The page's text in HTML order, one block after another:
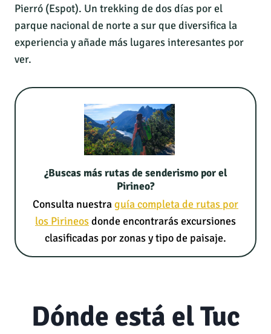
Pierró (Espot). Un trekking de dos días por el
parque nacional de norte a sur que diversifica la
experiencia y añade más lugares interesantes por
ver.
¿Buscas más rutas de senderismo por el
Pirineo?
Consulta nuestraguía completa de rutas por
los Pirineosdonde encontrarás excursiones
clasificadas por zonas y tipo de paisaje.
Dónde está el Tuc